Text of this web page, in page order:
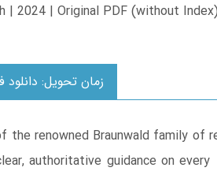
| 2024 | Original PDF (without
زمان تحویل: دانلود
the renowned Braunwald family of
authoritative guidance on